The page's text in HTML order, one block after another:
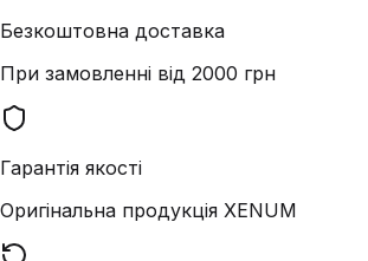
Безкоштовна доставка
При замовленні від 2000 грн
Гарантія якості
Оригінальна продукція XENUM